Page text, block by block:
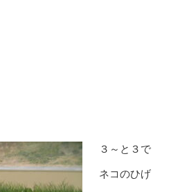
３～と３で
ネコのひげ